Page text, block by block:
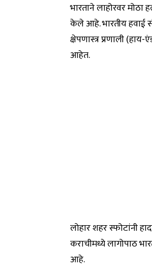
भारताने लाहोरवर
केले आहे. भारतीय हवाई
क्षेपणास्त्र प्रणाली
आहेत.
लोहार शहर स्फोटांनी
कराचीमध्ये लागोपाठ
आहे.